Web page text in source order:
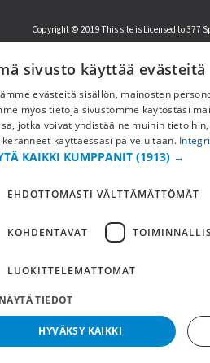
Copyright © 2019 This site is Licensed to 377
sivusto käyttää evästeitä
evästeitä sisällön, mainosten
myös tietoja sivustomme käytöstäsi
jotka voivat yhdistää ne muihin
keränneet käyttäessäsi palveluitaan.
KAIKKI KUMPPANIT (1913) →
EHDOTTOMASTI VÄLTTÄMÄTTÖMÄT
KOHDENTAVAT
LUOKITTELEMATTOMAT
TIEDOT
HYVÄKSY KAIKKI